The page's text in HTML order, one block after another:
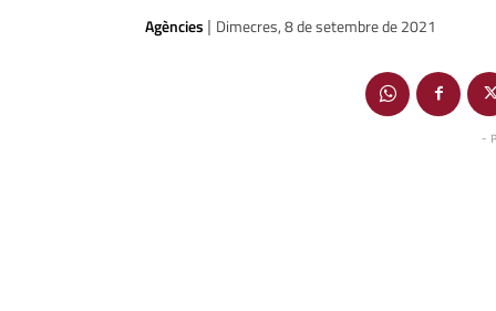
Agències | Dimecres, 8 de setembre de 2021
-